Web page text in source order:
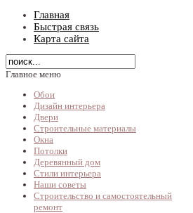
Главная
Быстрая связь
Карта сайта
Главное меню
Обои
Дизайн интерьера
Двери
Строительные материалы
Окна
Потолки
Деревянный дом
Стили интерьера
Наши советы
Строительство и самостоятельный
ремонт